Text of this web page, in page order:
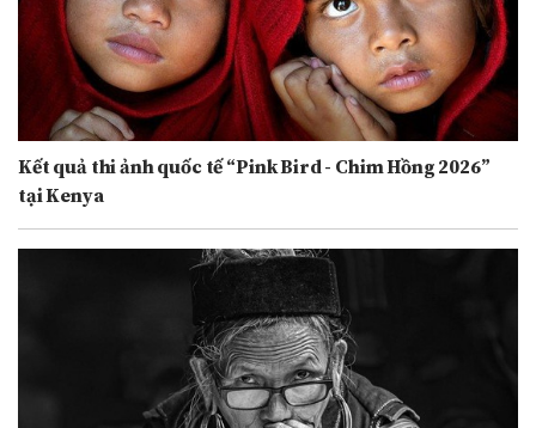
Kết quả thi ảnh quốc tế “Pink Bird - Chim Hồng 2026”
tại Kenya